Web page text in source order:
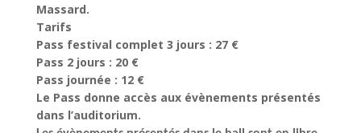
Massard.
Tarifs
Pass festival complet 3 jours : 27 €
Pass 2 jours : 20 €
Pass journée : 12 €
Le Pass donne accès aux évènements présentés
dans l’auditorium.